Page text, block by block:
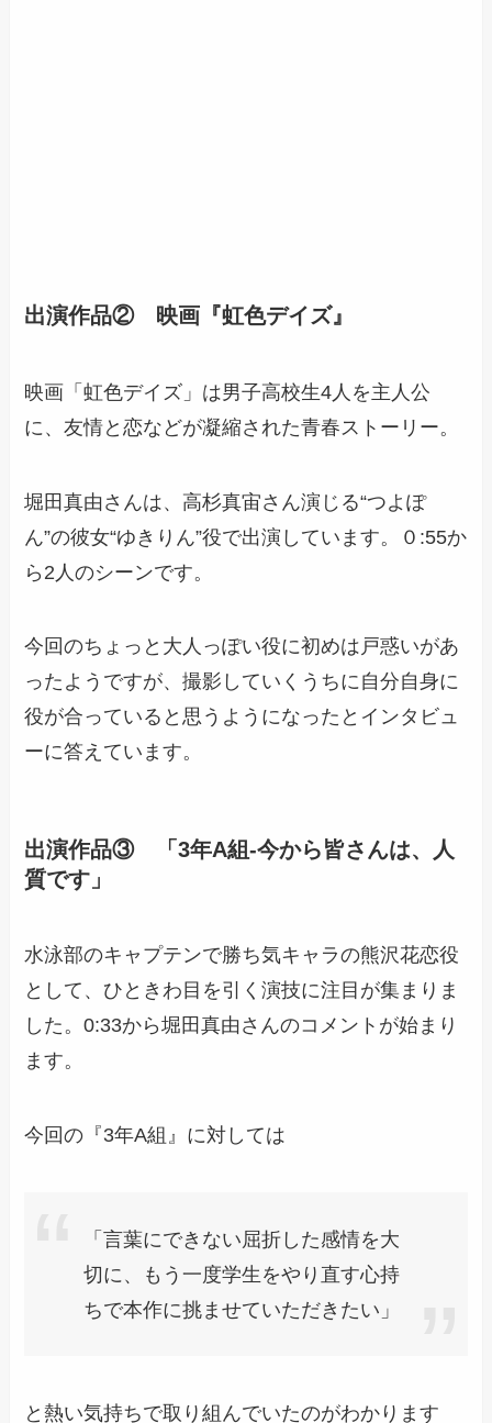
出演作品② 映画『虹色デイズ』
映画「虹色デイズ」は男子高校生4人を主人公
に、友情と恋などが凝縮された青春ストーリー。
堀田真由さんは、高杉真宙さん演じる“つよぽ
ん”の彼女“ゆきりん”役で出演しています。０:55か
ら2人のシーンです。
今回のちょっと大人っぽい役に初めは戸惑いがあ
ったようですが、撮影していくうちに自分自身に
役が合っていると思うようになった とインタビュ
ーに答えています。
出演作品③ 「3年A組-今から皆さんは、人
質です」
水泳部のキャプテンで勝ち気キャラの熊沢花恋役
として、ひときわ目を引く演技に注目が集まりま
した。0:33から堀田真由さんのコメントが始まり
ます。
今回の『3年A組』に対しては
「言葉にできない屈折した感情を大
切に、もう一度学生をやり直す心持
ちで本作に挑ませていただきたい」
と熱い気持ちで取り組んでいたのがわかります